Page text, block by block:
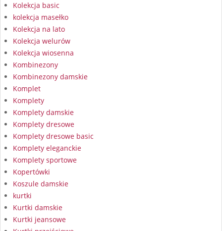
Kolekcja basic
kolekcja masełko
Kolekcja na lato
Kolekcja welurów
Kolekcja wiosenna
Kombinezony
Kombinezony damskie
Komplet
Komplety
Komplety damskie
Komplety dresowe
Komplety dresowe basic
Komplety eleganckie
Komplety sportowe
Kopertówki
Koszule damskie
kurtki
Kurtki damskie
Kurtki jeansowe